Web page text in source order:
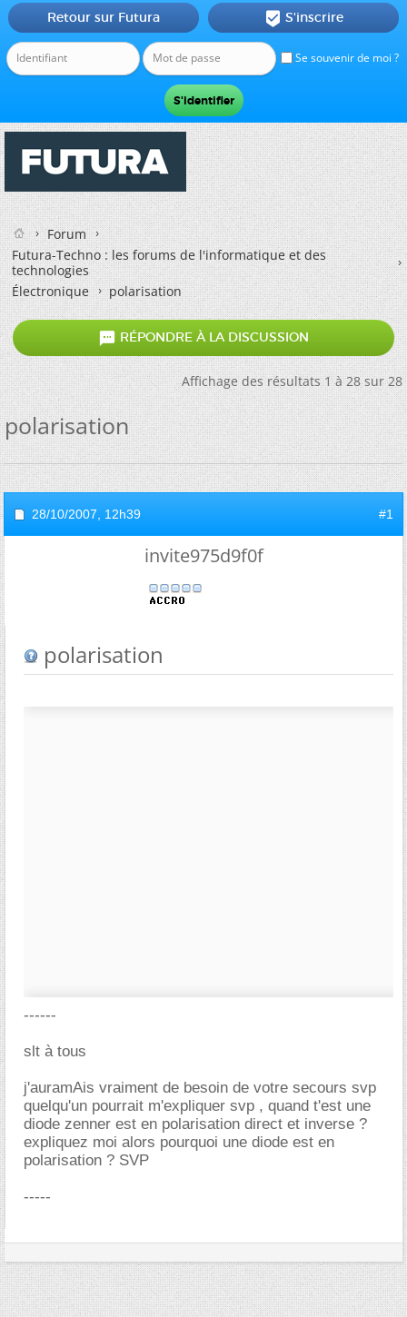
Se souvenir de moi ?
Retour sur Futura  S'inscrire
Forum
Futura-Techno : les forums de l'informatique et des
technologies
Électronique
polarisation
 RÉPONDRE À LA DISCUSSION
Affichage des résultats 1 à 28 sur 28
polarisation
28/10/2007, 12h39 #1
invite975d9f0f
polarisation
------
slt à tous
j'auramAis vraiment de besoin de votre secours svp
quelqu'un pourrait m'expliquer svp , quand t'est une
diode zenner est en polarisation direct et inverse ?
expliquez moi alors pourquoi une diode est en
polarisation ? SVP
-----